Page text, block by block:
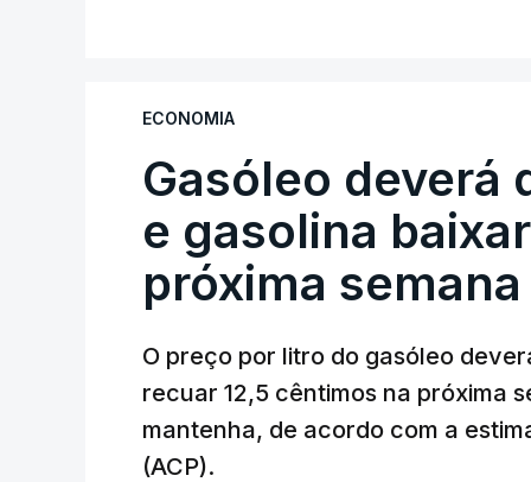
ECONOMIA
Gasóleo deverá
e gasolina
próxima semana
O preço por litro do gasóleo
recuar 12,5 cêntimos na próxima
mantenha, de acordo com a
(ACP).